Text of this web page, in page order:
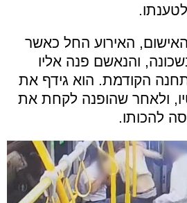
האירוע החל כאשר
והנאשם פנה אליו
הקודמת. הוא גידף את
ולאחר שהופנה לקחת את
להכותו.